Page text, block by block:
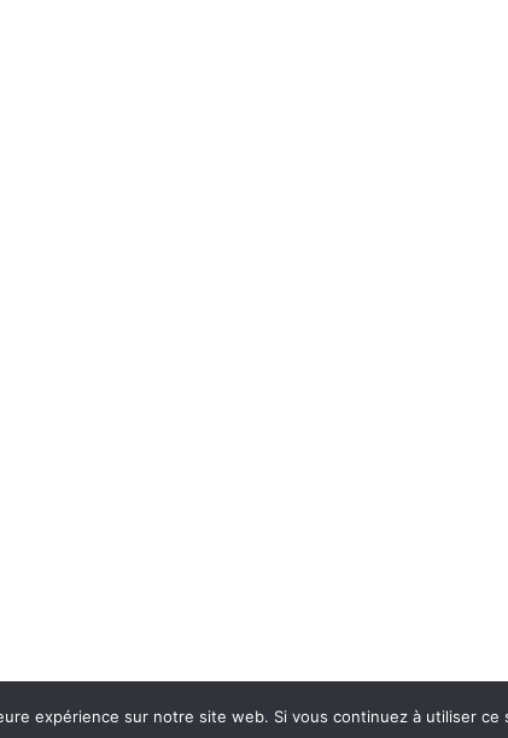
expérience sur notre site web. Si vous continuez à utiliser